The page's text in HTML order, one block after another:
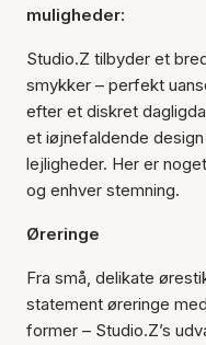
muligheder:
Studio.Z tilbyder et
smykker – perfekt
efter et diskret
et iøjnefaldende
lejligheder. Her er
og enhver stemning.
Øreringe
Fra små, delikate
statement øreringe
former – Studio.Z’s